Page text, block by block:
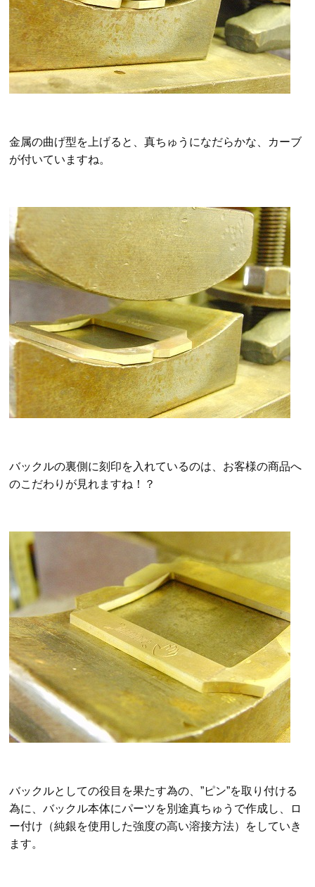
金属の曲げ型を上げると、真ちゅうになだらかな、カーブ
が付いていますね。
バックルの裏側に刻印を入れているのは、お客様の商品へ
のこだわりが見れますね！？
バックルとしての役目を果たす為の、”ピン”を取り付ける
為に、バックル本体にパーツを別途真ちゅうで作成し、ロ
ー付け（純銀を使用した強度の高い溶接方法）をしていき
ます。